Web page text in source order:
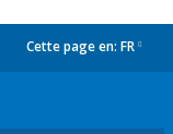
Cette page en: FR